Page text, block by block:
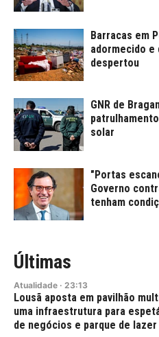
Barracas em
adormecido e
despertou
GNR de
solar
"Portas
Governo
tenham
Últimas
Atualidade · 23:13
Lousã aposta em pavilhão
uma infraestrutura para
de negócios e parque de lazer